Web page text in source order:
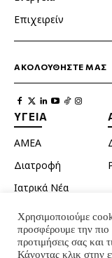
Επιχειρείν
ΑΚΟΛΟΥΘΗΣΤΕ ΜΑΣ
ΥΓΕΙΑ
ΑΜΕΑ
Διατροφή
Ιατρικά Νέα
Κατοικίδια
Ομορφιά
Σεξουαλική ζωή
Χρησιμοποιούμε
προσφέρουμε την πιο
προτιμήσεις σας και
Κάνοντας κλικ στην